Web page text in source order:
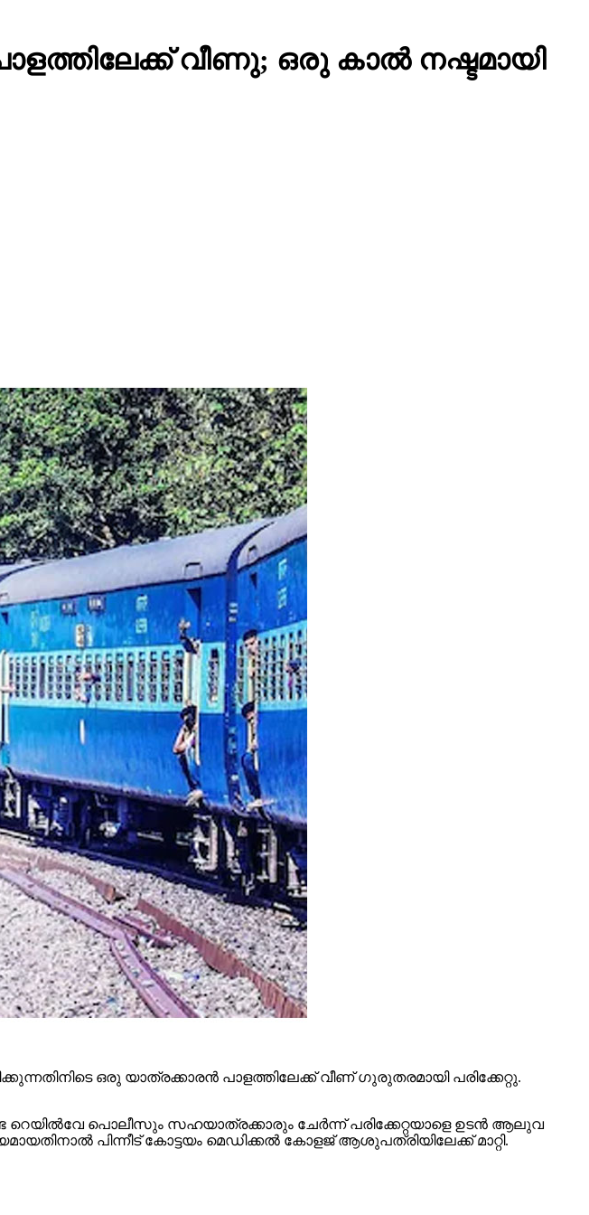
വീണു; ഒരു കാല്‍ നഷ്ടമായി
ഒരു യാത്രക്കാരന്‍ പാളത്തിലേക്ക് വീണ് ഗുരുതരമായി പരിക്കേറ്റു.
റെയില്‍വേ പൊലീസും സഹയാത്രക്കാരും ചേര്‍ന്ന് പരിക്കേറ്റയാളെ ഉടന്‍ ആലുവ
പിന്നീട് കോട്ടയം മെഡിക്കല്‍ കോളജ് ആശുപത്രിയിലേക്ക് മാറ്റി.